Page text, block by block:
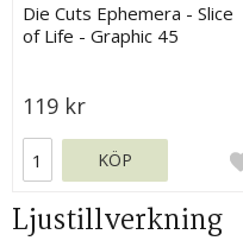
Die Cuts Ephemera - Slice
of Life - Graphic 45
119 kr
KÖP
Ljustillverkning